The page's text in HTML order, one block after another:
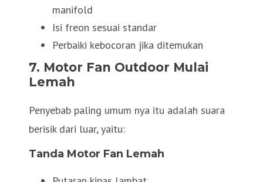
manifold
Isi freon sesuai standar
Perbaiki kebocoran jika ditemukan
7. Motor Fan Outdoor Mulai
Lemah
Penyebab paling umum nya itu adalah suara
berisik dari luar, yaitu:
Tanda Motor Fan Lemah